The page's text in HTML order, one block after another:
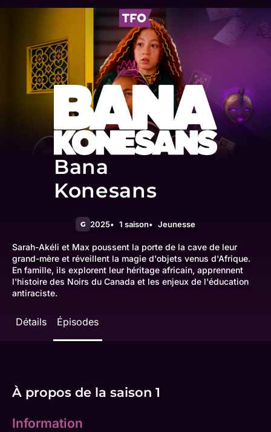
Bana
Konesans
G 2025 1 saison Jeunesse
Sarah-Akéli et Max poussent la porte de la cave de leur
grand-mère et réveillent la magie d'objets venus d'Afrique.
En famille, ils explorent leur héritage africain, apprennent
l'histoire des Noirs du Canada et les enjeux de l'éducation
antiraciste.
Détails Épisodes
À propos de la saison 1
Information